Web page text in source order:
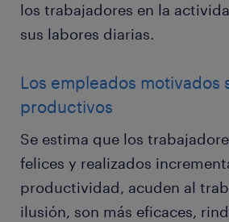
los trabajadores en la
sus labores diarias.
Los empleados motivados
productivos
Se estima que los
felices y realizados
productividad, acuden al
ilusión, son más eficaces,